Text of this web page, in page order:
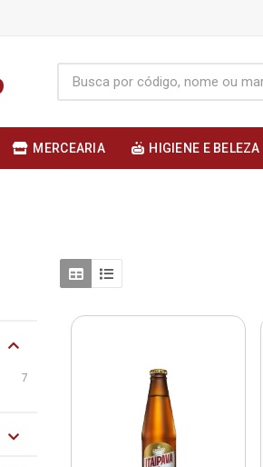
MERCEARIA HIGIENE E BELEZA
7